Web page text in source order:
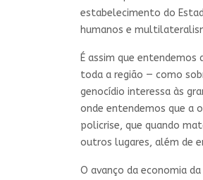
estabelecimento do
humanos e
É assim que
toda a região — como
genocídio interessa às
onde entendemos que a
policrise, que quando
outros lugares, além de
O avanço da economia